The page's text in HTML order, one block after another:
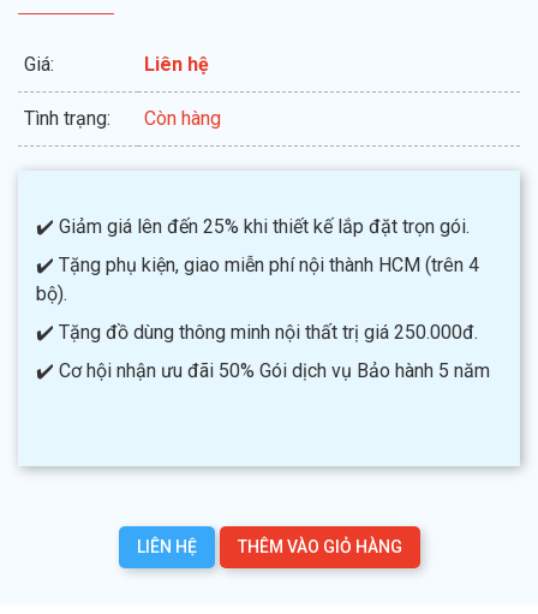
Giá: Liên hệ
Tình trạng: Còn hàng
✔️ Giảm giá lên đến 25% khi thiết kế lắp đặt trọn gói.
✔️ Tặng phụ kiện, giao miễn phí nội thành HCM (trên 4
bộ).
✔️ Tặng đồ dùng thông minh nội thất trị giá 250.000đ.
✔️ Cơ hội nhận ưu đãi 50% Gói dịch vụ Bảo hành 5 năm
LIÊN HỆ THÊM VÀO GIỎ HÀNG